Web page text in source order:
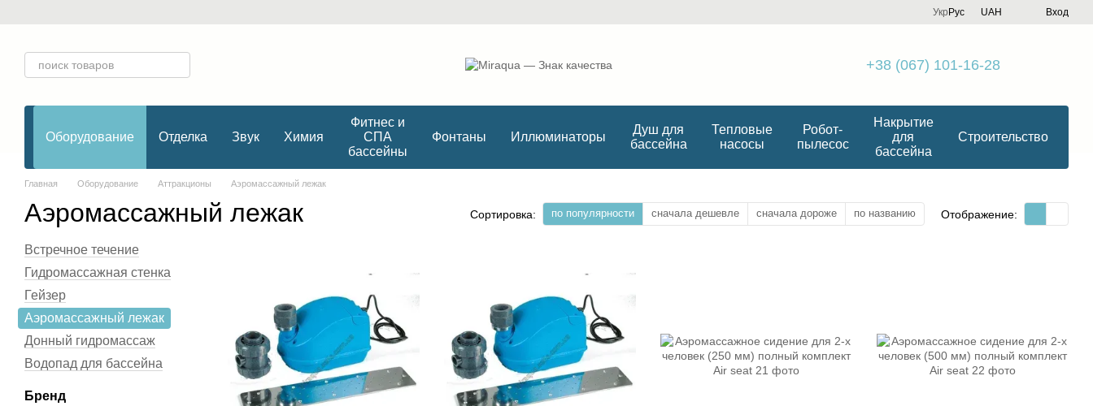
Укр Рус UAH Вход
+38 (067) 101-16-28
Оборудование Отделка Звук Химия
Фитнес и
СПА
бассейны
Фонтаны Иллюминаторы
Душ для
бассейна
Тепловые
насосы
Робот-
пылесос
Накрытие
для
бассейна
Строительство
Главная Оборудование Аттракционы Аэромассажный лежак
Аэромассажный лежак Сортировка: по популярности сначала дешевле сначала дороже по названию Отображение:
Встречное течение
Гидромассажная стенка
Гейзер
Аэромассажный лежак
Донный гидромассаж
Водопад для бассейна
Бренд